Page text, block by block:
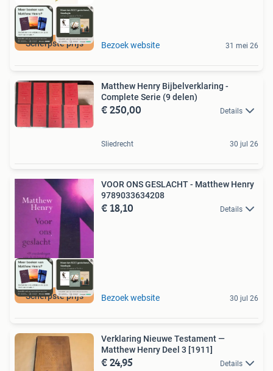
Scherpste prijs Bezoek website 31 mei 26
Matthew Henry Bijbelverklaring -
Complete Serie (9 delen)
€ 250,00 Details
Sliedrecht 30 jul 26
Scherpste prijs
VOOR ONS GESLACHT - Matthew Henry
9789033634208
€ 18,10 Details
Bezoek website 30 jul 26
Verklaring Nieuwe Testament —
Matthew Henry Deel 3 [1911]
€ 24,95 Details